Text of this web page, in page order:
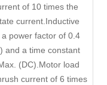
of 10 times the
current.Inductive
a power factor of 0.4
and a time constant
(DC).Motor load
current of 6 times